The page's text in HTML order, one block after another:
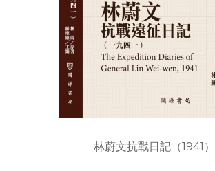
林蔚文抗戰日記（1941）